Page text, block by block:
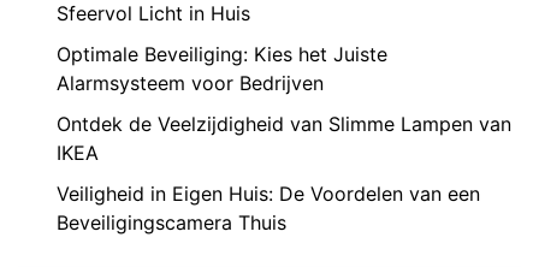
Sfeervol Licht in Huis
Optimale Beveiliging: Kies het Juiste
Alarmsysteem voor Bedrijven
Ontdek de Veelzijdigheid van Slimme Lampen van
IKEA
Veiligheid in Eigen Huis: De Voordelen van een
Beveiligingscamera Thuis